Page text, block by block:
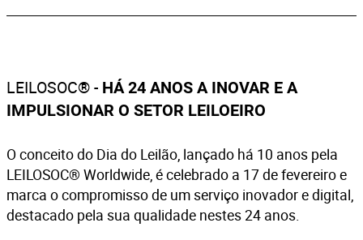
LEILOSOC® - HÁ 24 ANOS A INOVAR E A
IMPULSIONAR O SETOR LEILOEIRO
O conceito do Dia do Leilão, lançado há 10 anos pela
LEILOSOC® Worldwide, é celebrado a 17 de fevereiro e
marca o compromisso de um serviço inovador e digital,
destacado pela sua qualidade nestes 24 anos.